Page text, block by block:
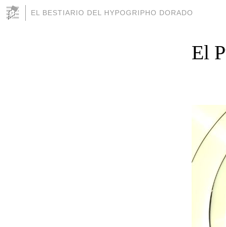
EL BESTIARIO DEL HYPOGRIPHO DORADO
El